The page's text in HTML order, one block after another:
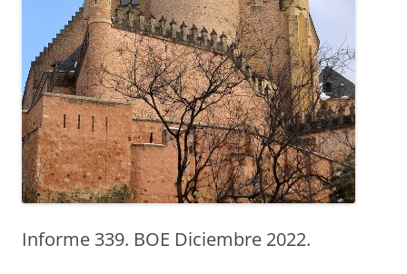
Informe 339. BOE Diciembre 2022.